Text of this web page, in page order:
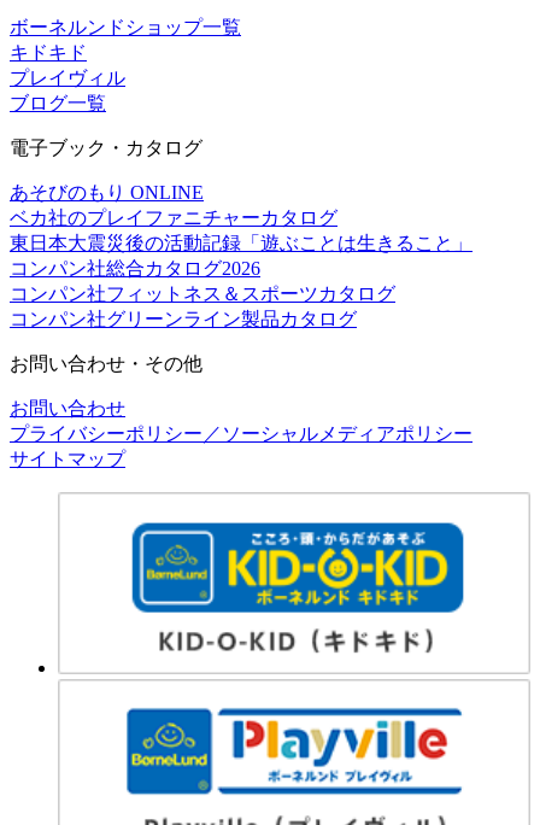
ボーネルンドショップ一覧
キドキド
プレイヴィル
ブログ一覧
電子ブック・カタログ
あそびのもり ONLINE
ベカ社のプレイファニチャーカタログ
東日本大震災後の活動記録「遊ぶことは生きること」
コンパン社総合カタログ2026
コンパン社フィットネス＆スポーツカタログ
コンパン社グリーンライン製品カタログ
お問い合わせ・その他
お問い合わせ
プライバシーポリシー／ソーシャルメディアポリシー
サイトマップ